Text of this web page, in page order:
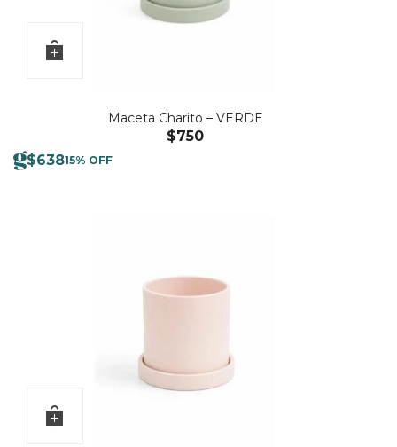
Maceta Charito – VERDE
$750
$63815% OFF